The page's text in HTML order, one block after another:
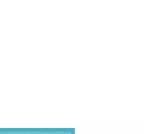
Bundesumweltamt?
themen/tueten-